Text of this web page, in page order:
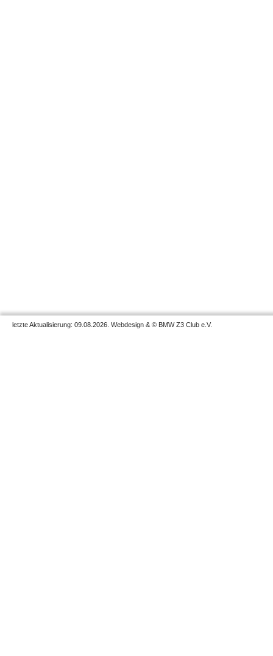
letzte Aktualisierung: 09.08.2026. Webdesign & © BMW Z3 Club e.V.